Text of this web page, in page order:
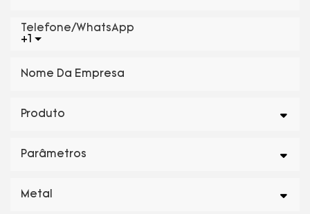
+1
Telefone/WhatsApp
Nome Da Empresa
Produto
Parâmetros
Metal